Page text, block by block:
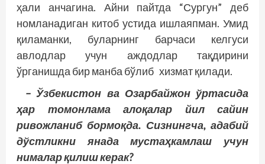
ҳали анчагина. Айни пайтда “Сургун” деб
номланадиган китоб устида ишлаяпман. Умид
қиламанки, буларнинг барчаси келгуси
авлодлар учун аждодлар тақдирини
ўрганишда бир манба бўлиб хизмат қилади.
– Ўзбекистон ва Озарбайжон ўртасида
ҳар томонлама алоқалар йил сайин
ривожланиб бормоқда. Сизнингча, адабий
дўстликни янада мус­таҳкамлаш учун
нималар қилиш керак?